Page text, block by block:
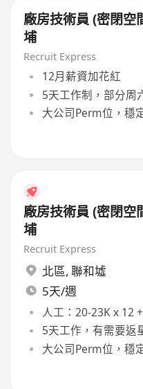
廠房技術員 (密閉空
埔
Recruit Express
12月薪資加花紅
5天工作制，部分周
大公司Perm位，穩
廠房技術員 (密閉空
埔
Recruit Express
北區, 聯和墟
5天/週
人工：20-23K x 12
5天工作，有需要返
大公司Perm位，穩